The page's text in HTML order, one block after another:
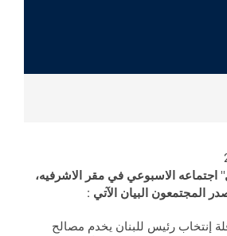
اجتماعه الاسبوعي في مقر الاشرفيه،
المجتمعون البيان الآتي :
إنتخاب رئيس للبنان يخدم مصالح